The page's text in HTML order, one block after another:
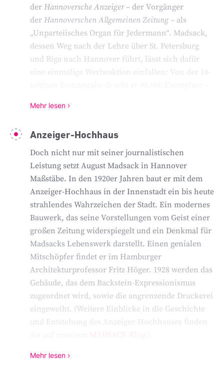
der Hannoversche Anzeiger– der Vorgänger
der Hannoverschen Allgemeinen Zeitung– als
„Unparteiisches Organ für Jedermann“. Madsack,
dessen Weg nach der Lehre über St. Petersburg
und Riga nach Hannover führt, lässt sich dafür
eine einmalige Werbeaktion einfallen: Von der 16-
Zeitung – und verteilt diese kostenlos an die
Die reguläre Ausgabe besitzt sechs redaktionelle
Seiten sowie weitere Anzeigenseiten und kostet 40
Pfennig im Monat. Nach sieben Jahren liegt die
Auflage desHannoverschen Anzeigersbereits bei
75.000 Ausgaben. Im Ersten Weltkrieg legt die
Zeitung noch einmal auf etwa 125.000 Exemplare
zu, auch der Umfang wächst zeitweise auf bis zu 60
Seiten. In diesen Jahren steigt derHannoversche
Anzeigerzum Marktführer in der Stadt und der
Region auf.
In Hannover ist der hochgewachsene August
Madsack bald ebenso bekannt wie Keksfabrikant
Hermann Bahlsen, Telefon- und
Schallplattenhersteller Emil Berliner oder
Mehr lesen
Anzeiger-Hochhaus
Doch nicht nur mit seiner journalistischen
Leistung setzt August Madsack in Hannover
Maßstäbe. In den 1920er Jahren baut er mit dem
Anzeiger-Hochhaus in der Innenstadt ein bis heute
strahlendes Wahrzeichen der Stadt. Ein modernes
Bauwerk, das seine Vorstellungen vom Geist einer
großen Zeitung widerspiegelt und ein Denkmal für
Madsacks Lebenswerk darstellt. Einen genialen
Mitschöpfer findet er im Hamburger
Architekturprofessor Fritz Höger. 1928 werden das
Gebäude, das dem Backstein-Expressionismus
zugeordnet wird, sowie die angrenzende Druckerei
eingeweiht. (Weitere Einblicke in die Geschichte
und Entstehung des Anzeiger-Hochhauses finden
MADSACK-Blog
Mehr lesen